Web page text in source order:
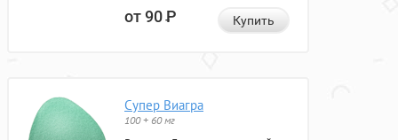
от 90Р Купить
Супер Виагра
100 + 60 мг